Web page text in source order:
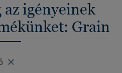
igényeinek
Grain